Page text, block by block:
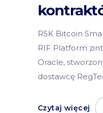
RSK Bitcoin
RIF Platform
Oracle,
dostawcę
Czytaj więcej